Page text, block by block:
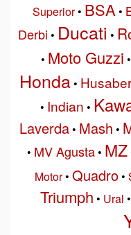
Superior• BSA•
Derbi • Ducati •
• Moto Guzzi •
Honda•
• Indian •
Laverda• Mash •
• MV Agusta• MZ
Motor• Quadro•
Triumph • Ural •